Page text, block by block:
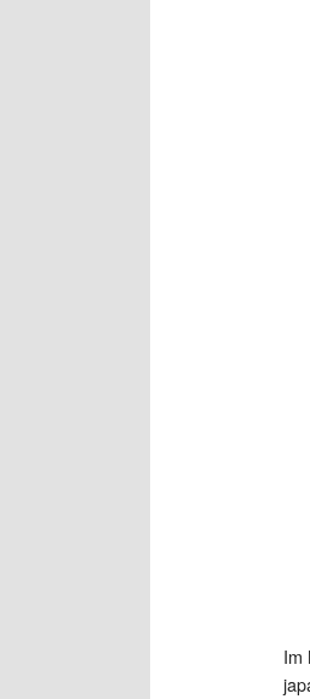
Im